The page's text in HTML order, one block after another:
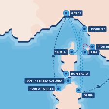
SERVICES À BORD
LA COMPAGNIE
ASSISTANCE
OLBIA
PORTO TORRES
SANTA TERESA GALLURA
BASTIA
BONIFACIO
GÊNES
LIVOURNE
ELBA